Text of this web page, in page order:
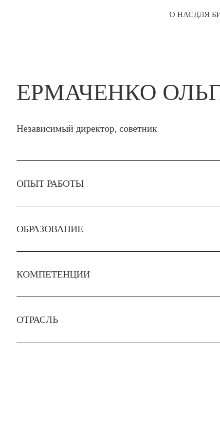
О НАСДЛЯ
ЕРМАЧЕНКО
Независимый директор, советник
ОПЫТ РАБОТЫ
ОБРАЗОВАНИЕ
КОМПЕТЕНЦИИ
ОТРАСЛЬ